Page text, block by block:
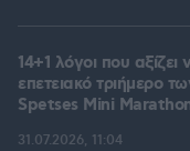
14+1 λόγοι που αξίζει
επετειακό τριήμερο
Spetses Mini
31.07.2026, 11:04